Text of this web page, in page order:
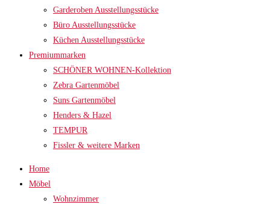
Garderoben Ausstellungsstücke
Büro Ausstellungsstücke
Küchen Ausstellungsstücke
Premiummarken
SCHÖNER WOHNEN-Kollektion
Zebra Gartenmöbel
Suns Gartenmöbel
Henders & Hazel
TEMPUR
Fissler & weitere Marken
Home
Möbel
Wohnzimmer